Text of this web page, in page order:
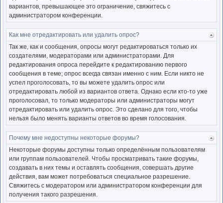
вариантов, превышающее это ограничение, свяжитесь с
администратором конференции.
Как мне отредактировать или удалить опрос?
Так же, как и сообщения, опросы могут редактироваться только их
создателями, модераторами или администраторами. Для
редактирования опроса перейдите к редактированию первого
сообщения в теме; опрос всегда связан именно с ним. Если никто не
успел проголосовать, то вы можете удалить опрос или
отредактировать любой из вариантов ответа. Однако если кто-то уже
проголосовал, то только модераторы или администраторы могут
отредактировать или удалить опрос. Это сделано для того, чтобы
нельзя было менять варианты ответов во время голосования.
Почему мне недоступны некоторые форумы?
Некоторые форумы доступны только определённым пользователям
или группам пользователей. Чтобы просматривать такие форумы,
создавать в них темы и оставлять сообщения, совершать другие
действия, вам может потребоваться специальное разрешение.
Свяжитесь с модератором или администратором конференции для
получения такого разрешения.